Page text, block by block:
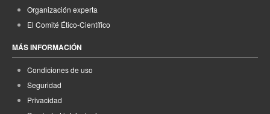
Organización experta
El Comité Ético-Científico
MÁS INFORMACIÓN
Condiciones de uso
Seguridad
Privacidad